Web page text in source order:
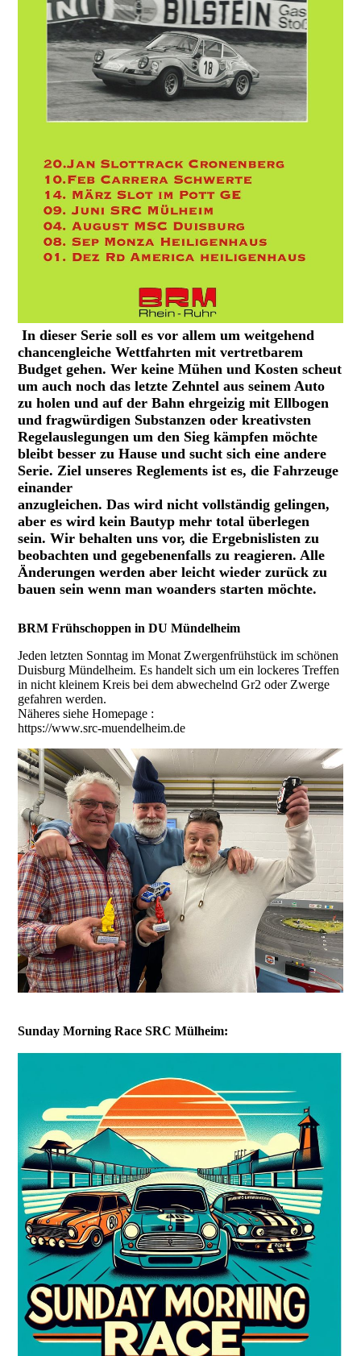
In dieser Serie soll es vor allem um weitgehend
chancengleiche Wettfahrten mit vertretbarem
Budget gehen. Wer keine Mühen und Kosten scheut
um auch noch das letzte Zehntel aus seinem Auto
zu holen und auf der Bahn ehrgeizig mit Ellbogen
und fragwürdigen Substanzen oder kreativsten
Regelauslegungen um den Sieg kämpfen möchte
bleibt besser zu Hause und sucht sich eine andere
Serie. Ziel unseres Reglements ist es, die Fahrzeuge
einander
anzugleichen. Das wird nicht vollständig gelingen,
aber es wird kein Bautyp mehr total überlegen
sein. Wir behalten uns vor, die Ergebnislisten zu
beobachten und gegebenenfalls zu reagieren. Alle
Änderungen werden aber leicht wieder zurück zu
bauen sein wenn man woanders starten möchte.
BRM Frühschoppen in DU Mündelheim
Jeden letzten Sonntag im Monat Zwergenfrühstück im schönen
Duisburg Mündelheim. Es handelt sich um ein lockeres Treffen
in nicht kleinem Kreis bei dem abwechelnd Gr2 oder Zwerge
gefahren werden.
Näheres siehe Homepage :
https://www.src-muendelheim.de
Sunday Morning Race SRC Mülheim: